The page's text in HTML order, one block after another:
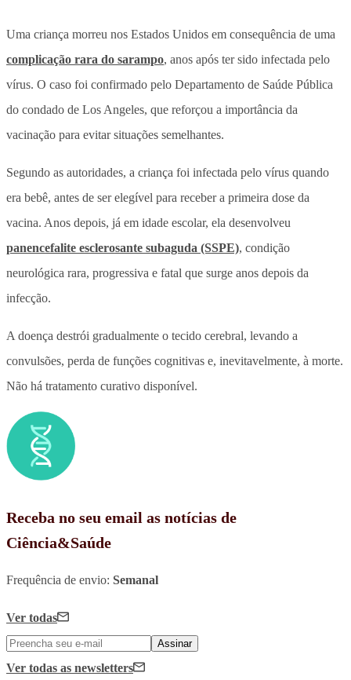
Uma criança morreu nos Estados Unidos em consequência de uma
complicação rara do sarampo, anos após ter sido infectada pelo
vírus. O caso foi confirmado pelo Departamento de Saúde Pública
do condado de Los Angeles, que reforçou a importância da
vacinação para evitar situações semelhantes.
Segundo as autoridades, a criança foi infectada pelo vírus quando
era bebê, antes de ser elegível para receber a primeira dose da
vacina. Anos depois, já em idade escolar, ela desenvolveu
panencefalite esclerosante subaguda (SSPE), condição
neurológica rara, progressiva e fatal que surge anos depois da
infecção.
A doença destrói gradualmente o tecido cerebral, levando a
convulsões, perda de funções cognitivas e, inevitavelmente, à morte.
Não há tratamento curativo disponível.
Receba no seu email as notícias de
Ciência&Saúde
Frequência de envio: Semanal
Ver todas
Assinar
Ver todas as newsletters